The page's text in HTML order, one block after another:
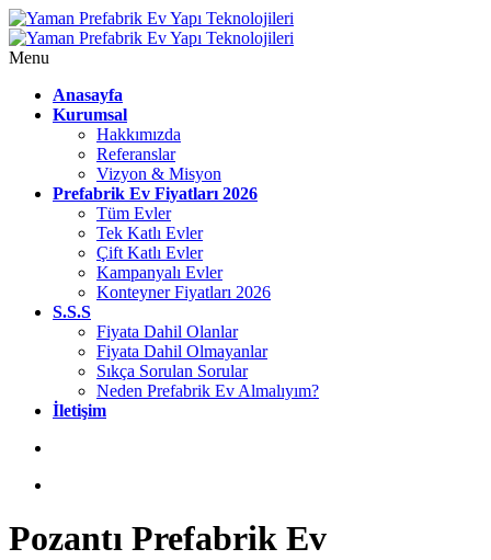
Menu
Anasayfa
Kurumsal
Hakkımızda
Referanslar
Vizyon & Misyon
Prefabrik Ev Fiyatları 2026
Tüm Evler
Tek Katlı Evler
Çift Katlı Evler
Kampanyalı Evler
Konteyner Fiyatları 2026
S.S.S
Fiyata Dahil Olanlar
Fiyata Dahil Olmayanlar
Sıkça Sorulan Sorular
Neden Prefabrik Ev Almalıyım?
İletişim
Pozantı Prefabrik Ev